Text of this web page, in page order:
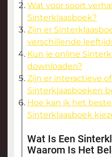
Wat voor soort
Sinterklaasboek?
Zijn er
verschillende
Kun je online
downloaden?
Zijn er interactieve
Sinterklaasboeken
Hoe kan ik het
Sinterklaasboek
Wat Is Een
Waarom Is Het